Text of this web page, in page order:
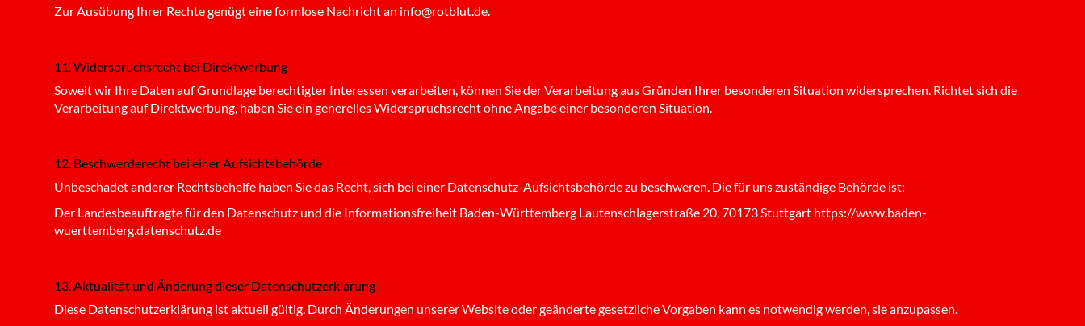
Zur Ausübung Ihrer Rechte genügt eine formlose Nachricht an info@rotblut.de.
11. Widerspruchsrecht bei Direktwerbung
Soweit wir Ihre Daten auf Grundlage berechtigter Interessen verarbeiten, können Sie der Verarbeitung aus Gründen Ihrer besonderen Situation widersprechen. Richtet sich die
Verarbeitung auf Direktwerbung, haben Sie ein generelles Widerspruchsrecht ohne Angabe einer besonderen Situation.
12. Beschwerderecht bei einer Aufsichtsbehörde
Unbeschadet anderer Rechtsbehelfe haben Sie das Recht, sich bei einer Datenschutz-Aufsichtsbehörde zu beschweren. Die für uns zuständige Behörde ist:
Der Landesbeauftragte für den Datenschutz und die Informationsfreiheit Baden-Württemberg Lautenschlagerstraße 20, 70173 Stuttgart https://www.baden-
wuerttemberg.datenschutz.de
13. Aktualität und Änderung dieser Datenschutzerklärung
Diese Datenschutzerklärung ist aktuell gültig. Durch Änderungen unserer Website oder geänderte gesetzliche Vorgaben kann es notwendig werden, sie anzupassen.